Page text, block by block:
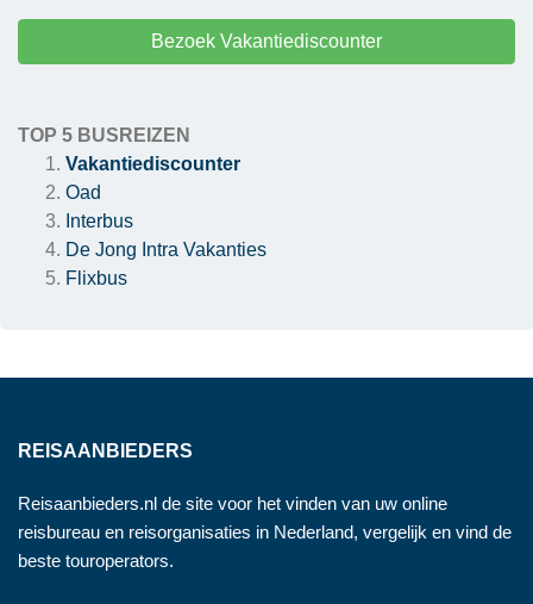
Bezoek Vakantiediscounter
TOP 5 BUSREIZEN
Vakantiediscounter
Oad
Interbus
De Jong Intra Vakanties
Flixbus
REISAANBIEDERS
Reisaanbieders.nl de site voor het vinden van uw online
reisbureau en reisorganisaties in Nederland, vergelijk en vind de
beste touroperators.